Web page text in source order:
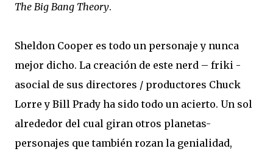
The Big Bang Theory.
Sheldon Cooper es todo un personaje y nunca
mejor dicho. La creación de este nerd – friki -
asocial de sus directores / productores Chuck
Lorre y Bill Prady ha sido todo un acierto. Un sol
alrededor del cual giran otros planetas-
personajes que también rozan la genialidad,